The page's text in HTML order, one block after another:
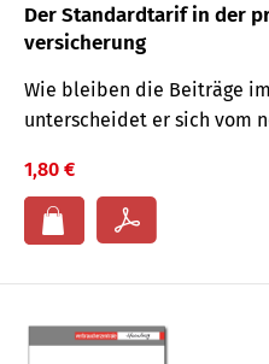
Der Standard­tarif in der
versicherung
Wie bleiben die Beiträge
unterscheidet er sich vom
1,80 €